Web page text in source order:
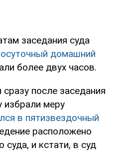
заседания суда
домашний
более двух часов.
после заседания
избрали меру
в пятизвездочный
расположено
суда, и кстати, в суд